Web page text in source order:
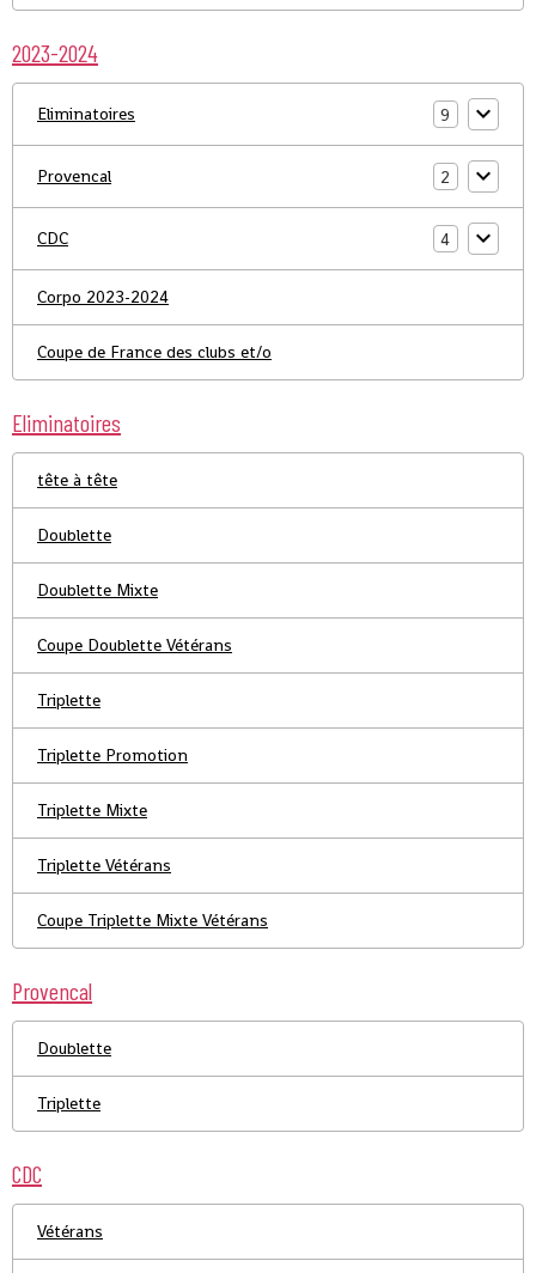
2023-2024
Eliminatoires 9
Provencal 2
CDC 4
Corpo 2023-2024
Coupe de France des clubs et/o
Eliminatoires
tête à tête
Doublette
Doublette Mixte
Coupe Doublette Vétérans
Triplette
Triplette Promotion
Triplette Mixte
Triplette Vétérans
Coupe Triplette Mixte Vétérans
Provencal
Doublette
Triplette
CDC
Vétérans